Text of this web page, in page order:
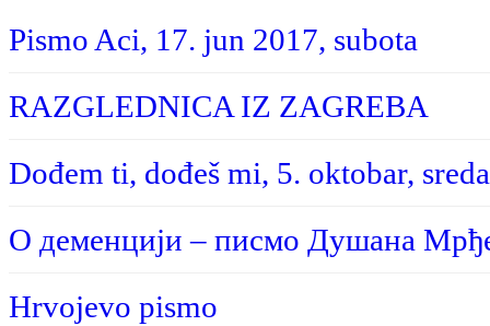
Pismo Aci, 17. jun 2017, subota
RAZGLEDNICA IZ ZAGREBA
Dođem ti, dođeš mi, 5. oktobar, sreda
О деменцији – писмо Душана
Hrvojevo pismo